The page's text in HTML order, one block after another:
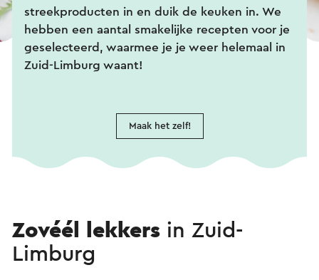
streekproducten in en duik de keuken in. We
hebben een aantal smakelijke recepten voor je
geselecteerd, waarmee je je weer helemaal in
Zuid-Limburg waant!
Maak het zelf!
Zovéél lekkers in Zuid-
Limburg